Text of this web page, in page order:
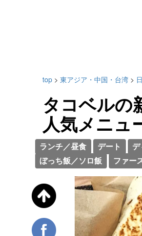
top > 東アジア・中国・台湾 >
タコベルの
人気メニュ
ランチ／昼食 デート
ぼっち飯／ソロ飯
ファー